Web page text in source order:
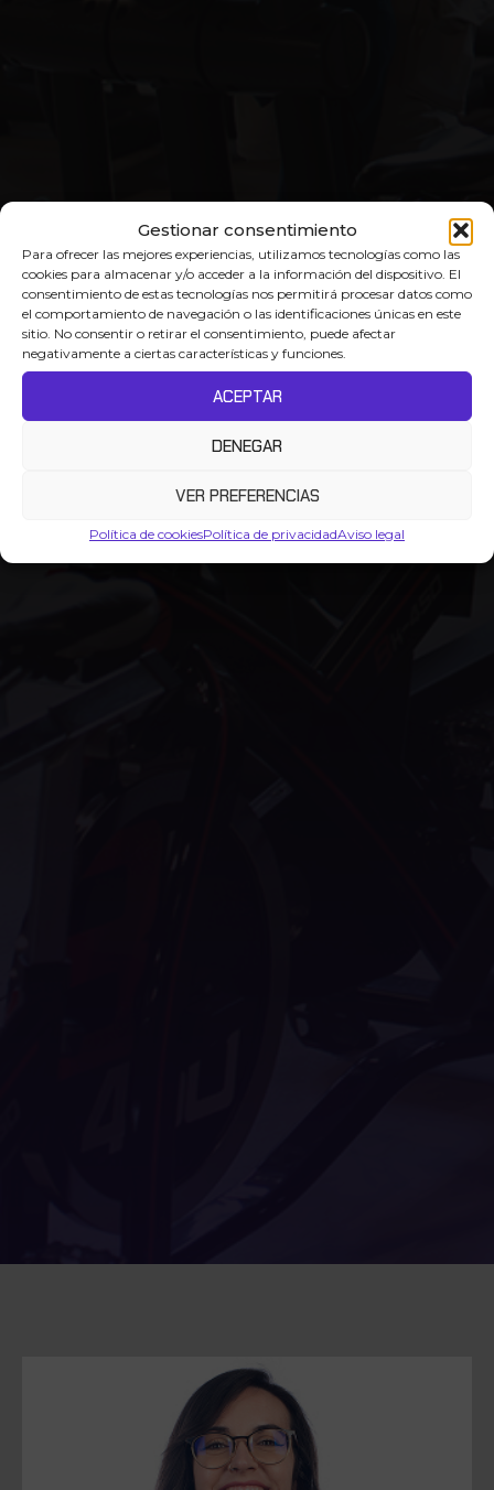
Gestionar consentimiento
Para ofrecer las mejores experiencias, utilizamos tecnologías como las
cookies para almacenar y/o acceder a la información del dispositivo. El
consentimiento de estas tecnologías nos permitirá procesar datos como
el comportamiento de navegación o las identificaciones únicas en este
sitio. No consentir o retirar el consentimiento, puede afectar
negativamente a ciertas características y funciones.
ACEPTAR
DENEGAR
VER PREFERENCIAS
Política de cookiesPolítica de privacidadAviso legal